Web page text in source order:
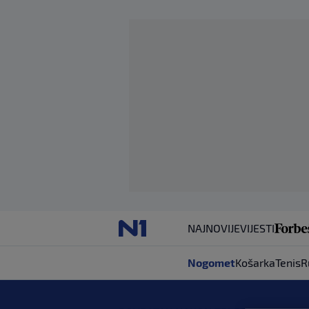
NAJNOVIJEVIJESTI
NogometKošarkaTenis